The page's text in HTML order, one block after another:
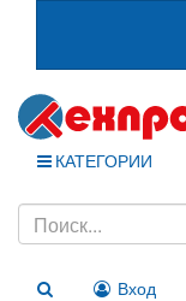
КАТЕГОРИИ
Вход